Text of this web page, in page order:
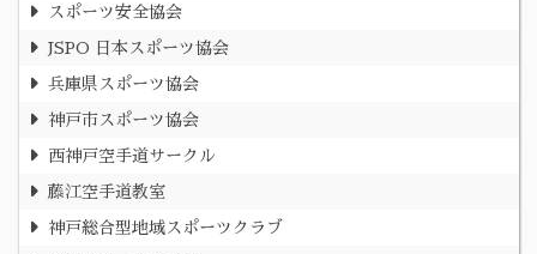
スポーツ安全協会
JSPO 日本スポーツ協会
兵庫県スポーツ協会
神戸市スポーツ協会
西神戸空手道サークル
藤江空手道教室
神戸総合型地域スポーツクラブ